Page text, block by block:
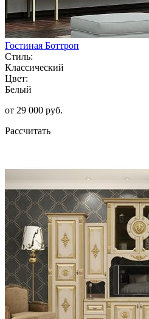
Гостиная Боттроп
Стиль:
Классический
Цвет:
Белый
от 29 000 руб.
Рассчитать